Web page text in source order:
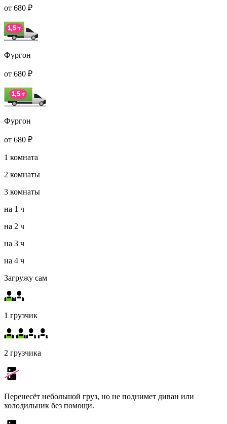
от 680 ₽
Фургон
от 680 ₽
Фургон
от 680 ₽
1 комната
2 комнаты
3 комнаты
на 1 ч
на 2 ч
на 3 ч
на 4 ч
Загружу сам
1 грузчик
2 грузчика
Перенесёт небольшой груз, но не поднимет диван или
холодильник без помощи.